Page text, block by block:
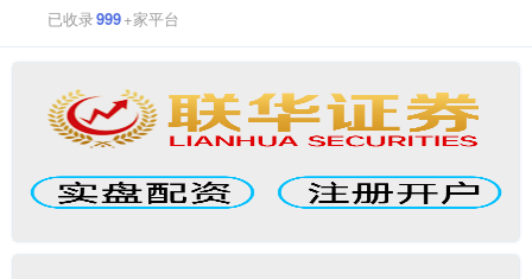
已收录999+家平台